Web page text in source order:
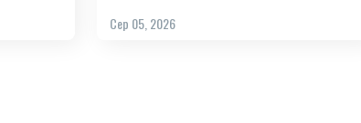
Сер 05, 2026